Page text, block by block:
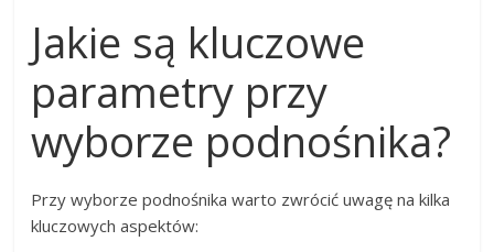
Jakie są kluczowe
parametry przy
wyborze podnośnika?
Przy wyborze podnośnika warto zwrócić uwagę na kilka
kluczowych aspektów: